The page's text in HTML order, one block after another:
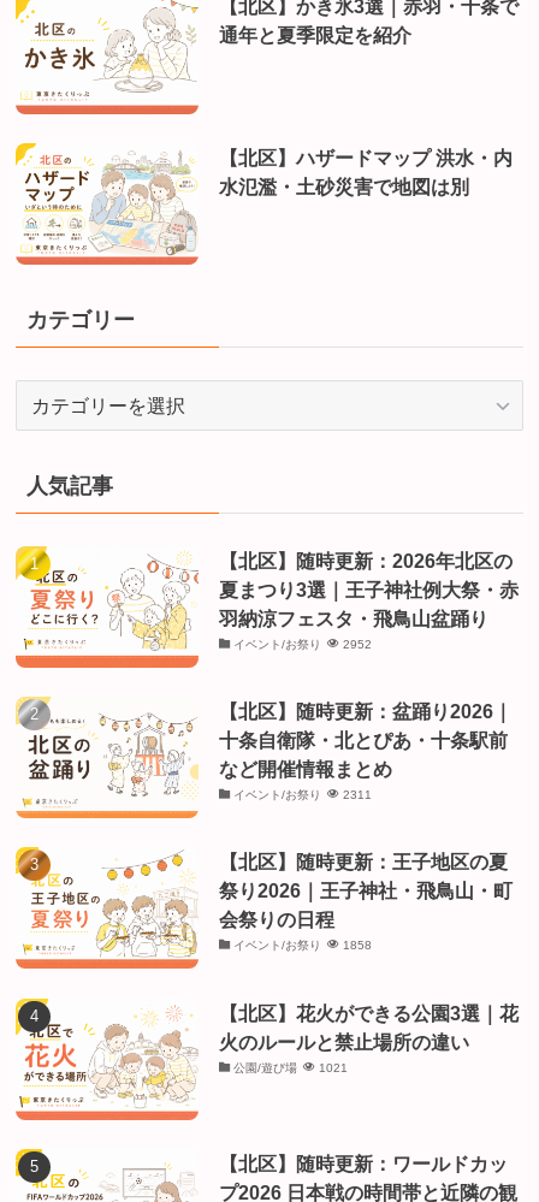
【北区】かき氷3選｜赤羽・十条で
通年と夏季限定を紹介
【北区】ハザードマップ 洪水・内
水氾濫・土砂災害で地図は別
カテゴリー
リ
ー
人気記事
【北区】随時更新：2026年北区の
夏まつり3選｜王子神社例大祭・赤
羽納涼フェスタ・飛鳥山盆踊り
イベント/お祭り 2952
【北区】随時更新：盆踊り2026｜
十条自衛隊・北とぴあ・十条駅前
など開催情報まとめ
イベント/お祭り 2311
【北区】随時更新：王子地区の夏
祭り2026｜王子神社・飛鳥山・町
会祭りの日程
イベント/お祭り 1858
【北区】花火ができる公園3選｜花
火のルールと禁止場所の違い
公園/遊び場 1021
【北区】随時更新：ワールドカッ
プ2026 日本戦の時間帯と近隣の観